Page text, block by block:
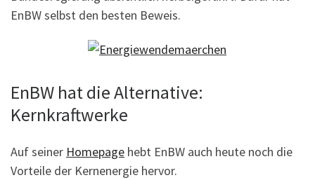
EnBW selbst den besten Beweis.
EnBW hat die Alternative:
Kernkraftwerke
Auf seiner Homepage hebt EnBW auch heute noch die
Vorteile der Kernenergie hervor.